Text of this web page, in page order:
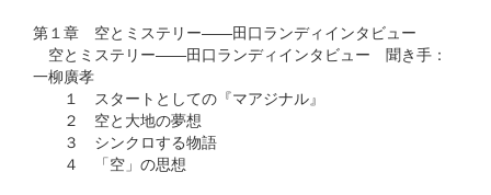
第１章 空とミステリー――田口ランディインタビュー
空とミステリー――田口ランディインタビュー 聞き手：
一柳廣孝
１ スタートとしての『マアジナル』
２ 空と大地の夢想
３ シンクロする物語
４ 「空」の思想